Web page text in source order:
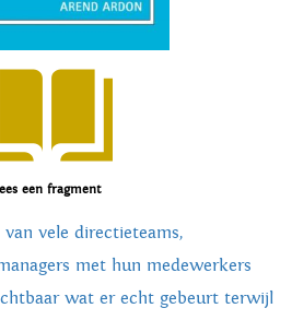
een fragment
vele directieteams,
met hun medewerkers
wat er echt gebeurt terwijl